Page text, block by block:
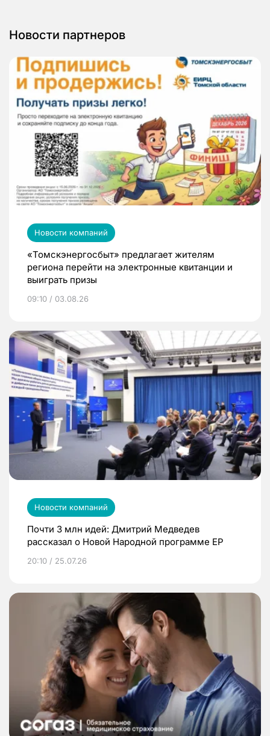
Новости партнеров
Новости компаний
«Томскэнергосбыт» предлагает жителям
региона перейти на электронные квитанции и
выиграть призы
09:10 / 03.08.26
Новости компаний
Почти 3 млн идей: Дмитрий Медведев
рассказал о Новой Народной программе ЕР
20:10 / 25.07.26